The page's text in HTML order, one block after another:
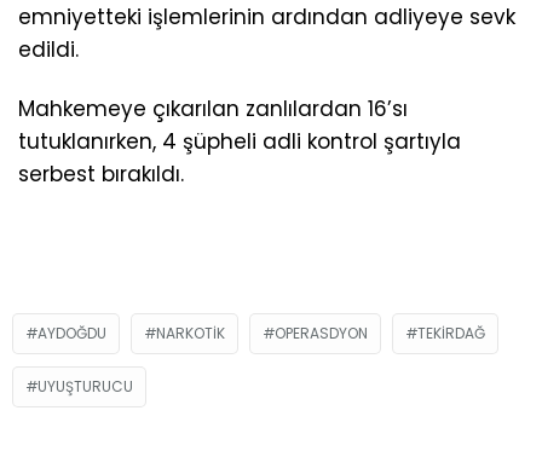
emniyetteki işlemlerinin ardından adliyeye sevk
edildi.
Mahkemeye çıkarılan zanlılardan 16’sı
tutuklanırken, 4 şüpheli adli kontrol şartıyla
serbest bırakıldı.
AYDOĞDU NARKOTIK OPERASDYON TEKIRDAĞ
UYUŞTURUCU